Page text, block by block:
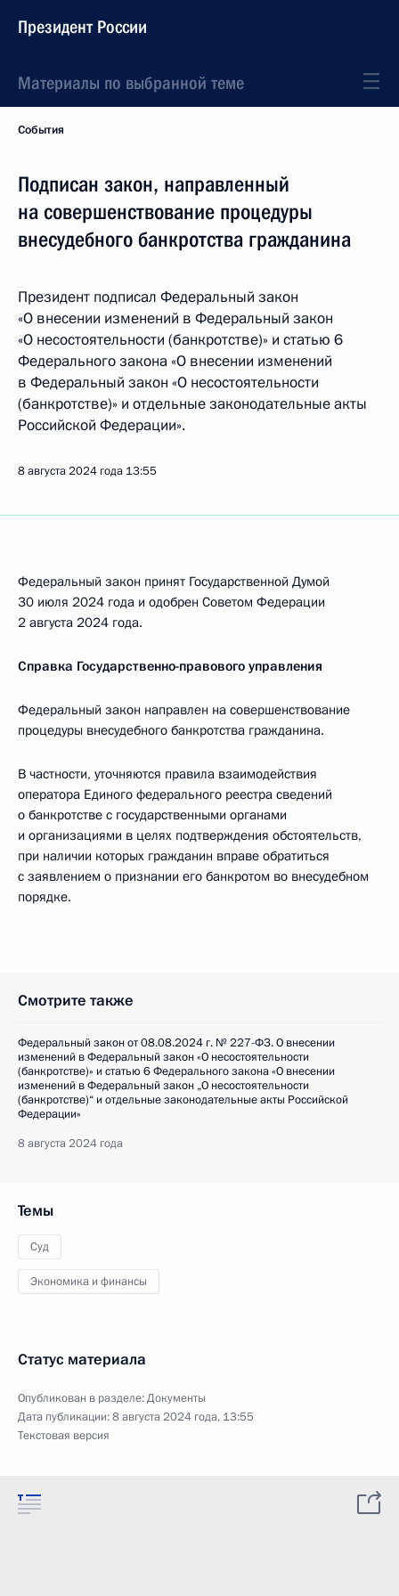
Президент России
Материалы по выбранной теме
События
Подписан закон, направленный
на совершенствование процедуры
внесудебного банкротства гражданина
Президент подписал Федеральный закон
«О внесении изменений в Федеральный закон
«О несостоятельности (банкротстве)» и статью 6
Федерального закона «О внесении изменений
в Федеральный закон «О несостоятельности
(банкротстве)» и отдельные законодательные акты
Российской Федерации».
8 августа 2024 года 13:55
Федеральный закон принят Государственной Думой
30 июля 2024 года и одобрен Советом Федерации
2 августа 2024 года.
Справка Государственно-правового управления
Федеральный закон направлен на совершенствование
процедуры внесудебного банкротства гражданина.
В частности, уточняются правила взаимодействия
оператора Единого федерального реестра сведений
о банкротстве с государственными органами
и организациями в целях подтверждения обстоятельств,
при наличии которых гражданин вправе обратиться
с заявлением о признании его банкротом во внесудебном
порядке.
Смотрите также
Федеральный закон от 08.08.2024 г. № 227-ФЗ. О внесении
изменений в Федеральный закон «О несостоятельности
(банкротстве)» и статью 6 Федерального закона «О внесении
изменений в Федеральный закон „О несостоятельности
(банкротстве)“ и отдельные законодательные акты Российской
Федерации»
8 августа 2024 года
Темы
Суд
Экономика и финансы
Статус материала
Опубликован в разделе:Документы
Дата публикации:8 августа 2024 года, 13:55
Текстовая версия